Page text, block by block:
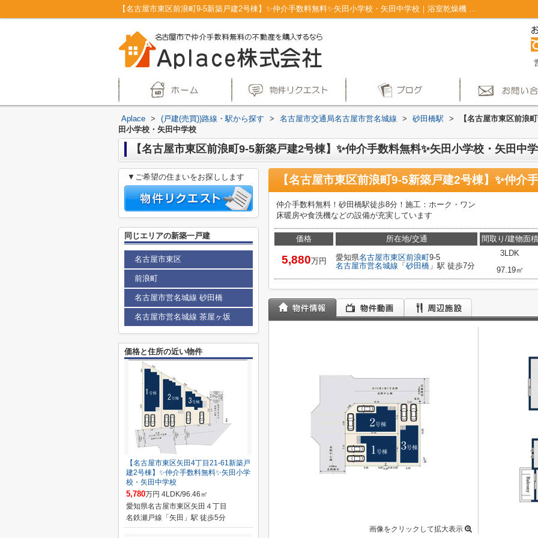
【名古屋市東区前浪町9-5新築戸建2号棟】✨️仲介手数料無料✨️矢田小学校・矢田中学校｜浴室乾燥機 ディンプルキー 複層ガラス 南面バルコニー 食器洗乾燥機｜仲介手数料無料！名古屋市で新築戸建てを探すならAplace
Aplace > (戸建(売買))路線・駅から探す > 名古屋市交通局名古屋市営名城線 > 砂田橋駅 >
【名古屋市東区前浪
田小学校・矢田中学校
【名古屋市東区前浪町9-5新築戸建2号棟】✨️仲介手数料無料✨️矢田小学校・矢田中
仲介手数料無料！砂田橋駅徒歩8分！施工：ホーク・ワン
床暖房や食洗機などの設備が充実しています
価格
5,880万円
所在地/交通
愛知県名古屋市東区前浪町9-5
名古屋市営名城線 「 砂田橋 」駅 徒歩7分
間取り/建物面積
3LDK
97.19㎡
画像をクリックして拡大表示
▼ご希望の住まいをお探しします
同じエリアの新築一戸建
名古屋市東区
前浪町
名古屋市営名城線 砂田橋
名古屋市営名城線 茶屋ヶ坂
価格と住所の近い物件
【名古屋市東区矢田4丁目21-61新築戸
建2号棟】✨️仲介手数料無料✨️矢田小学
校・矢田中学校
5,780万円 4LDK/96.46㎡
愛知県名古屋市東区矢田４丁目
名鉄瀬戸線「矢田」駅 徒歩5分